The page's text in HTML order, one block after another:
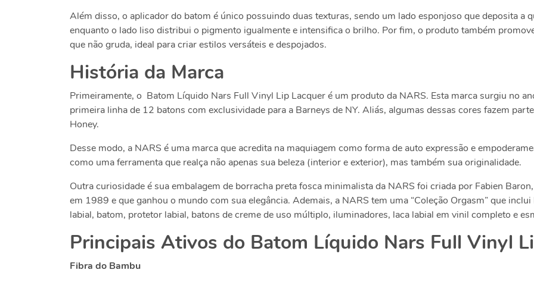
Além disso, o aplicador do batom é único possuindo duas texturas, sendo um lado esponjoso que deposita a
enquanto o lado liso distribui o pigmento igualmente e intensifica o brilho. Por fim, o produto também
que não gruda, ideal para criar estilos versáteis e despojados.
História da Marca
Primeiramente, o Batom Líquido Nars Full Vinyl Lip Lacqueré um produto da NARS. Esta marca surgiu no
primeira linha de 12 batons com exclusividade para a Barneys de NY. Aliás, algumas dessas cores fazem
Honey.
Desse modo, a NARS é uma marca que acredita na maquiagem como forma de auto expressão e
como uma ferramenta que realça não apenas sua beleza (interior e exterior), mas também sua originalidade.
Outra curiosidade é sua embalagem de borracha preta fosca minimalista da NARS foi criada por Fabien
em 1989 e que ganhou o mundo com sua elegância. Ademais, a NARS tem uma “Coleção Orgasm” que
labial, batom, protetor labial, batons de creme de uso múltiplo, iluminadores, laca labial em vinil completo e
Principais Ativos do Batom Líquido Nars Full Vinyl
Fibra do Bambu